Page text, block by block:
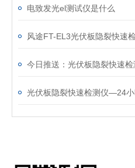
电致发光el测试仪是什么